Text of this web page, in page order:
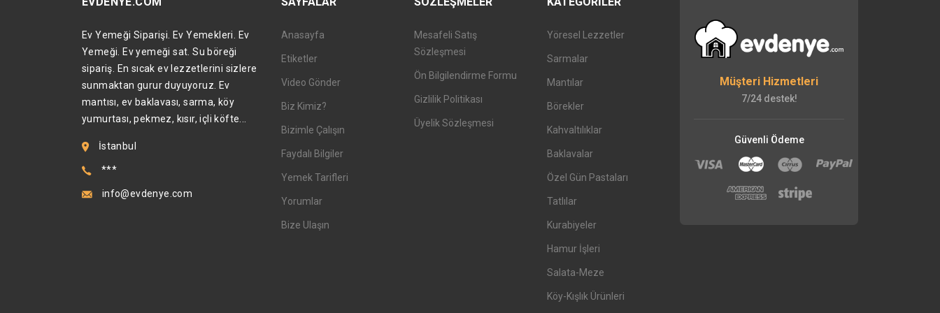
Ev Yemeği Siparişi. Ev Yemekleri. Ev
Yemeği. Ev yemeği sat. Su böreği
sipariş. En sıcak ev lezzetlerini sizlere
sunmaktan gurur duyuyoruz. Ev
mantısı, ev baklavası, sarma, köy
yumurtası, pekmez, kısır, içli köfte...
İstanbul
***
info@evdenye.com
Anasayfa
Etiketler
Video Gönder
Biz Kimiz?
Bizimle Çalışın
Faydalı Bilgiler
Yemek Tarifleri
Yorumlar
Bize Ulaşın
Mesafeli Satış
Sözleşmesi
Ön Bilgilendirme Formu
Gizlilik Politikası
Üyelik Sözleşmesi
Yöresel Lezzetler
Sarmalar
Mantılar
Börekler
Kahvaltılıklar
Baklavalar
Özel Gün Pastaları
Tatlılar
Kurabiyeler
Hamur İşleri
Salata-Meze
Köy-Kışlık Ürünleri
Müşteri Hizmetleri
7/24 destek!
Güvenli Ödeme